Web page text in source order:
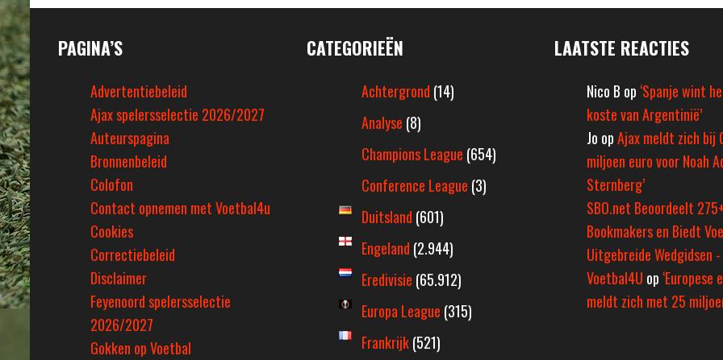
PAGINA’S
Advertentiebeleid
Ajax spelersselectie 2026/2027
Auteurspagina
Bronnenbeleid
Colofon
Contact opnemen met Voetbal4u
Cookies
Correctiebeleid
Disclaimer
Feyenoord spelersselectie
2026/2027
Gokken op Voetbal
CATEGORIEËN
Achtergrond (14)
Analyse (8)
Champions League (654)
Conference League (3)
Duitsland (601)
Engeland (2.944)
Eredivisie (65.912)
Europa League (315)
Frankrijk(521)
LAATSTE REACTIES
Nico B op ‘Spanje wint
koste van Argentinië’
Jo opAjax meldt zich bij
miljoen euro voor Noah
Sternberg’
SBO.net Beoordeelt
Bookmakers en Biedt
Uitgebreide Wedgidsen -
Voetbal4U op
meldt zich met 25